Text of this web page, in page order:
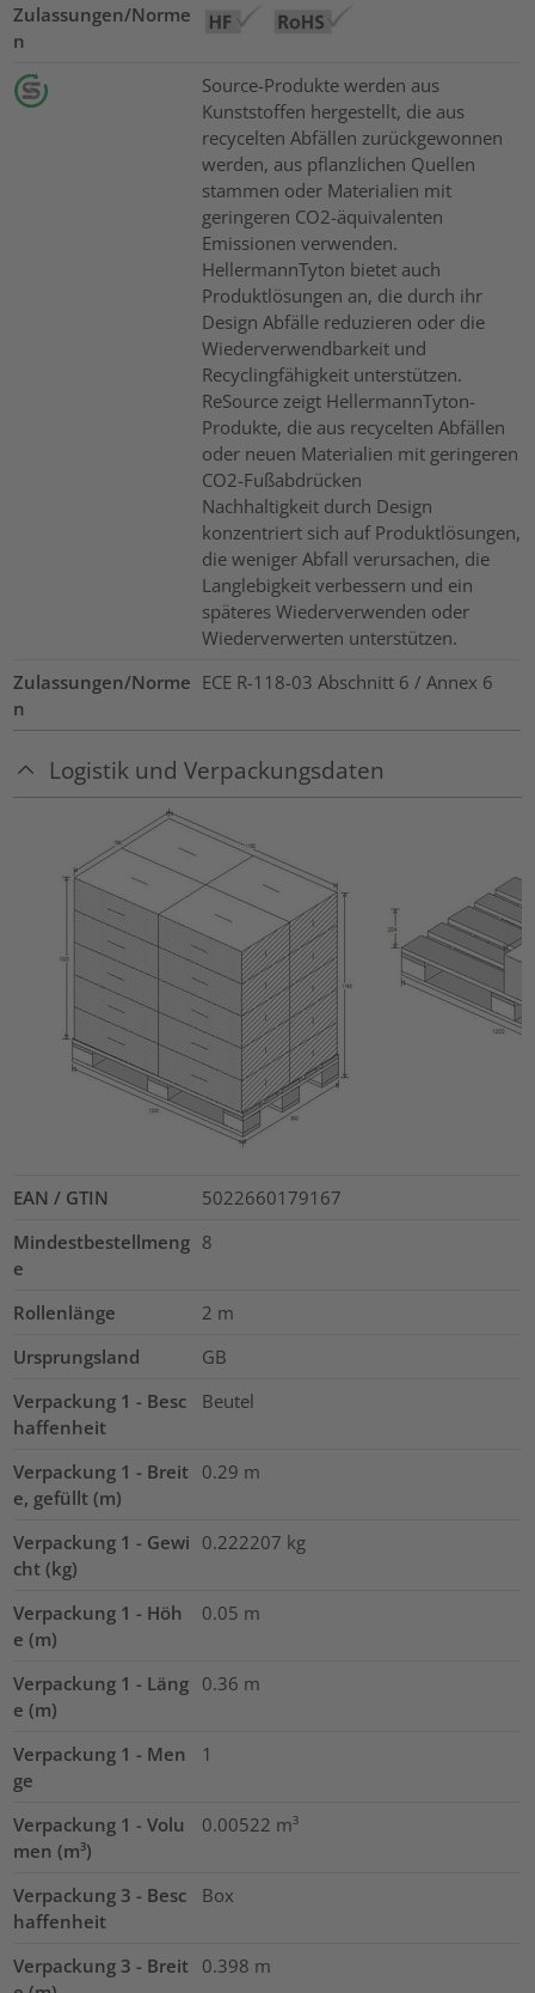
Zulassungen/Norme
n
Source-Produkte werden aus
Kunststoffen hergestellt, die aus
recycelten Abfällen zurückgewonnen
werden, aus pflanzlichen Quellen
stammen oder Materialien mit
geringeren CO2-äquivalenten
Emissionen verwenden.
HellermannTyton bietet auch
Produktlösungen an, die durch ihr
Design Abfälle reduzieren oder die
Wiederverwendbarkeit und
Recyclingfähigkeit unterstützen.
ReSource zeigt HellermannTyton-
Produkte, die aus recycelten Abfällen
oder neuen Materialien mit geringeren
CO2-Fußabdrücken
Nachhaltigkeit durch Design
konzentriert sich auf Produktlösungen,
die weniger Abfall verursachen, die
Langlebigkeit verbessern und ein
späteres Wiederverwenden oder
Wiederverwerten unterstützen.
Zulassungen/Norme
n
ECE R-118-03 Abschnitt 6 / Annex 6
Logistik und Verpackungsdaten
EAN / GTIN
5022660179167
Mindestbestellmeng
e
8
Rollenlänge 2 m
Ursprungsland
GB
Verpackung 1 - Besc
haffenheit
Beutel
Verpackung 1 - Breit
e, gefüllt (m)
0.29 m
Verpackung 1 - Gewi
cht (kg)
0.222207 kg
Verpackung 1 - Höh
e (m)
0.05 m
Verpackung 1 - Läng
e (m)
0.36 m
Verpackung 1 - Men
ge
1
Verpackung 1 - Volu
men (m³)
0.00522 m³
Verpackung 3 - Besc
haffenheit
Box
Verpackung 3 - Breit 0.398 m